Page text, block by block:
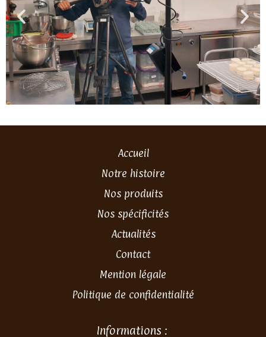
Accueil
Notre histoire
Nos produits
Nos spécificités
Actualités
Contact
Mention légale
Politique de confidentialité
Informations :